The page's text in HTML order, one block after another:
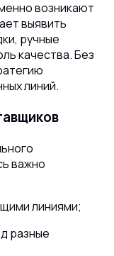
возникают
выявить
ручные
качества. Без
линий.
важно
линиями;
разные